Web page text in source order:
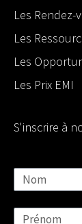
Les Rendez-
Les
Les
Les Prix EMI
S'inscrire à